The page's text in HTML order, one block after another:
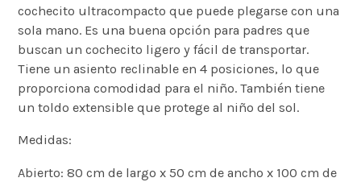
cochecito ultracompacto que puede plegarse con una
sola mano. Es una buena opción para padres que
buscan un cochecito ligero y fácil de transportar.
Tiene un asiento reclinable en 4 posiciones, lo que
proporciona comodidad para el niño. También tiene
un toldo extensible que protege al niño del sol.
Medidas:
Abierto: 80 cm de largo x 50 cm de ancho x 100 cm de